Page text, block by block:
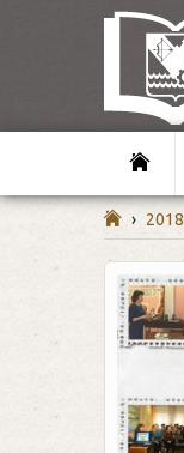
› 2018